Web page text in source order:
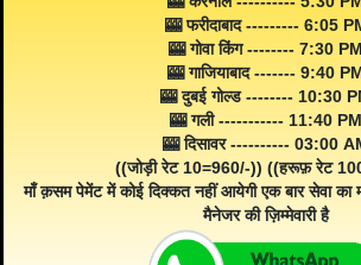
🎰 फरीदाबाद --------- 6:05
🎰 गोवा किंग -------- 7:30 PM
🎰 गाजियाबाद ------- 9:40
🎰 दुबई गोल्ड -------- 10:30
🎰 गली ----------- 11:40 PM
🎰 दिसावर ---------- 03:00
((जोड़ी रेट 10=960/-)) ((हरूफ़ रेट
माँ क़सम पेमेंट में कोई दिक्कत नहीं आयेगी एक बार सेवा का
मैनेजर की ज़िम्मेवारी है